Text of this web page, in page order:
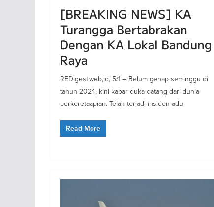
[BREAKING NEWS] KA
Turangga Bertabrakan
Dengan KA Lokal Bandung
Raya
REDigest.web,id, 5/1 – Belum genap seminggu di
tahun 2024, kini kabar duka datang dari dunia
perkeretaapian. Telah terjadi insiden adu
Read More